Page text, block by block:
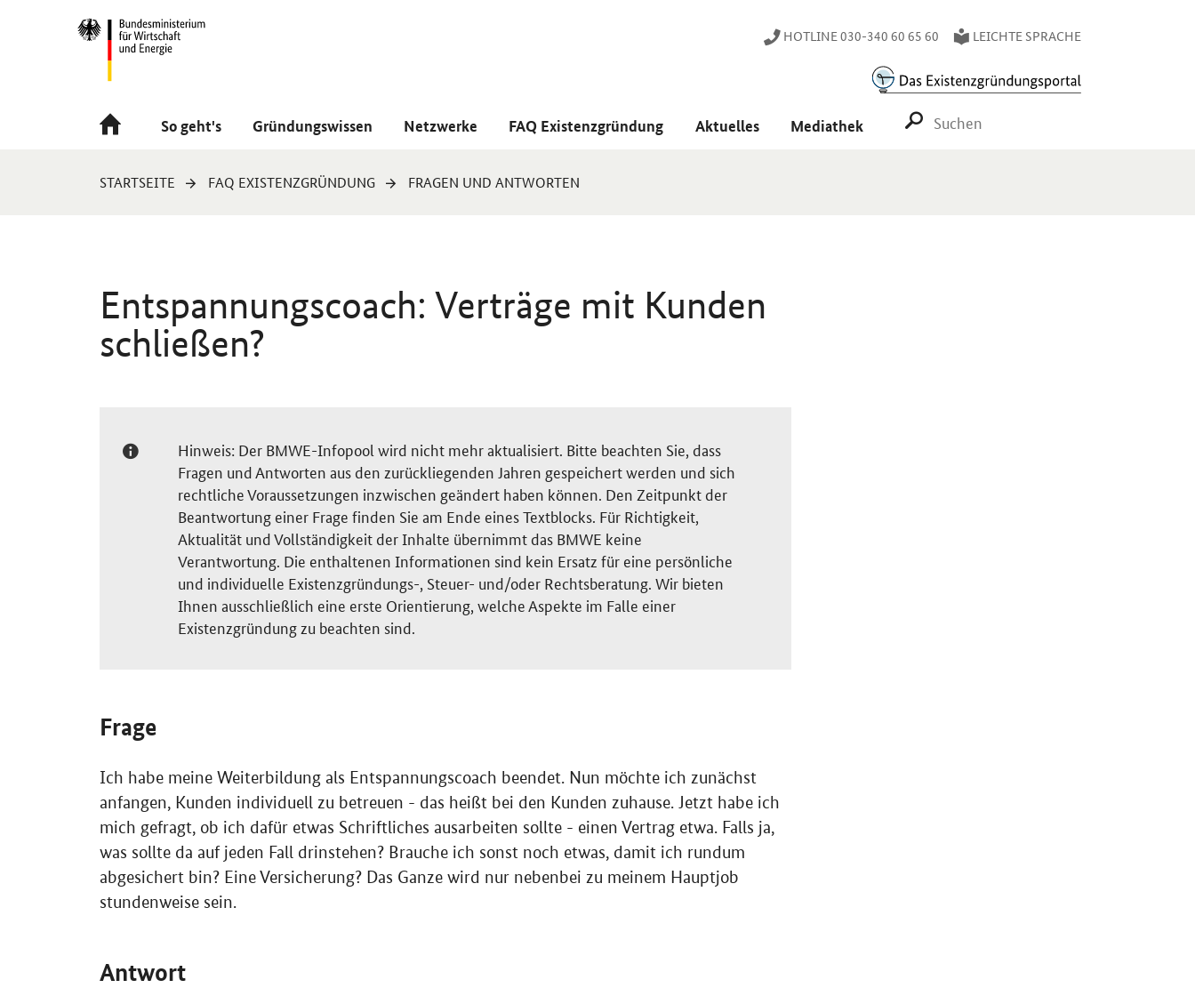
Navigation
Hauptmenü HOTLINE 030-340 60 65 60 LEICHTE SPRACHE
So geht's Gründungswissen Netzwerke FAQ Existenzgründung Aktuelles Mediathek SUCHE STARTEN
Sie
STARTSEITE FAQ EXISTENZGRÜNDUNG FRAGEN UND ANTWORTEN
Entspannungscoach: Verträge mit Kunden
schließen?
Hinweis: Der BMWE-Infopool wird nicht mehr aktualisiert. Bitte beachten Sie, dass
Fragen und Antworten aus den zurückliegenden Jahren gespeichert werden und sich
rechtliche Voraussetzungen inzwischen geändert haben können. Den Zeitpunkt der
Beantwortung einer Frage finden Sie am Ende eines Textblocks. Für Richtigkeit,
Aktualität und Vollständigkeit der Inhalte übernimmt das BMWE keine
Verantwortung. Die enthaltenen Informationen sind kein Ersatz für eine persönliche
und individuelle Existenzgründungs-, Steuer- und/oder Rechtsberatung. Wir bieten
Ihnen ausschließlich eine erste Orientierung, welche Aspekte im Falle einer
Existenzgründung zu beachten sind.
Frage
Ich habe meine Weiterbildung als Entspannungscoach beendet. Nun möchte ich zunächst
anfangen, Kunden individuell zu betreuen - das heißt bei den Kunden zuhause. Jetzt habe ich
mich gefragt, ob ich dafür etwas Schriftliches ausarbeiten sollte - einen Vertrag etwa. Falls ja,
was sollte da auf jeden Fall drinstehen? Brauche ich sonst noch etwas, damit ich rundum
abgesichert bin? Eine Versicherung? Das Ganze wird nur nebenbei zu meinem Hauptjob
stundenweise sein.
Antwort